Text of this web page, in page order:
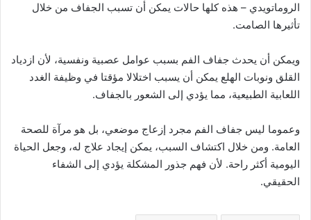
الروماتويدي – هذه كلها حالات يمكن أن تسبب الجفاف من خلال
تأثيرها الصامت.
ويمكن أن يحدث جفاف الفم بسبب عوامل عصبية ونفسية، لأن ازدياد
القلق ونوبات الهلع يمكن أن يسبب اختلالا مؤقتا في وظيفة الغدد
اللعابية الطبيعية، مما يؤدي إلى الشعور بالجفاف.
وعموما ليس جفاف الفم مجرد إزعاج موضعي، بل هو مرآة للصحة
العامة. ومن خلال اكتشاف السبب، يمكن إيجاد علاج له، وجعل الحياة
اليومية أكثر راحة. لأن فهم جذور المشكلة يؤدي إلى الشفاء
الحقيقي.